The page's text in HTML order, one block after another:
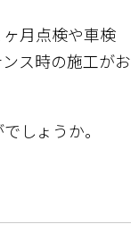
月点検や車検
ス時の施工がお
しょうか。